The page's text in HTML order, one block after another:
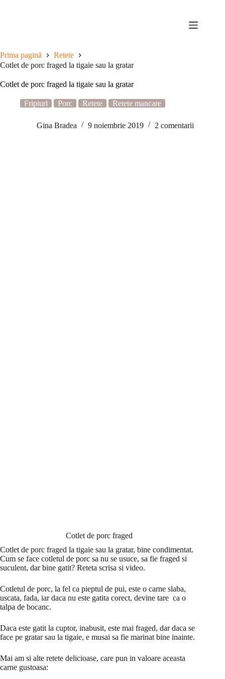
Prima pagină
Retete
Cotlet de porc fraged la tigaie sau la gratar
Cotlet de porc fraged la tigaie sau la gratar
Fripturi Porc Retete Retete mancare
Gina Bradea 9 noiembrie 2019 2 comentarii
Cotlet de porc fraged
Cotlet de porc fraged la tigaie sau la gratar, bine condimentat.
Cum se face cotletul de porc sa nu se usuce, sa fie fraged si
suculent, dar bine gatit? Reteta scrisa si video.
Cotletul de porc, la fel ca pieptul de pui, este o carne slaba,
uscata, fada, iar daca nu este gatita corect, devine tare ca o
talpa de bocanc.
Daca este gatit la cuptor, inabusit, este mai fraged, dar daca se
face pe gratar sau la tigaie, e musai sa fie marinat bine inainte.
Mai am si alte retete delicioase, care pun in valoare aceasta
carne gustoasa: